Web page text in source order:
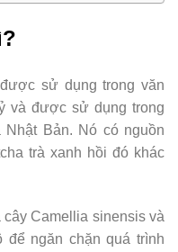
sử dụng trong văn
và được sử dụng trong
Bản. Nó có nguồn
trà xanh hồi đó khác
cây Camellia sinensis và
ngăn chặn quá trình